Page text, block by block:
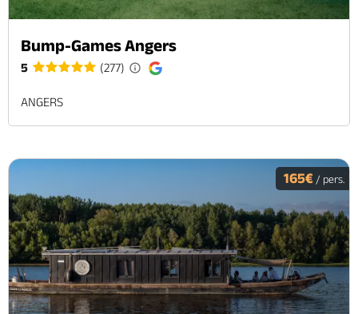
Bump-Games Angers
5 (277)
ANGERS
165€ / pers.